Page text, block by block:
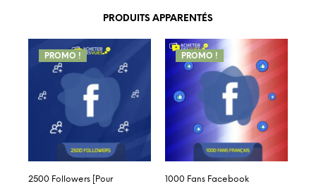
PRODUITS APPARENTÉS
PROMO !
2500 Followers [Pour
PROMO !
1000 Fans Facebook